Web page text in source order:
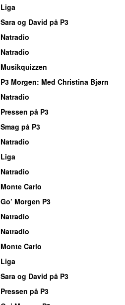
Liga
Sara og David på P3
Natradio
Natradio
Musikquizzen
P3 Morgen: Med Christina Bjørn
Natradio
Pressen på P3
Smag på P3
Natradio
Liga
Natradio
Monte Carlo
Go’ Morgen P3
Natradio
Natradio
Monte Carlo
Liga
Sara og David på P3
Pressen på P3